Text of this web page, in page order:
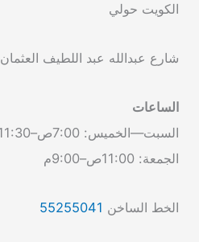
الكويت حولي
شارع عبدالله عبد اللطيف العثمان
الساعات
السبت—الخميس: 7:00ص–11:30م
الجمعة: 11:00ص–9:00م
الخط الساخن 55255041